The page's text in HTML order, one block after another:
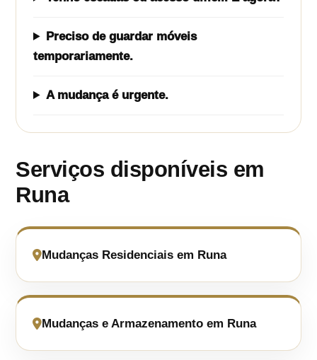
Preciso de guardar móveis
temporariamente.
A mudança é urgente.
Serviços disponíveis em
Runa
Mudanças Residenciais em Runa
Mudanças e Armazenamento em Runa